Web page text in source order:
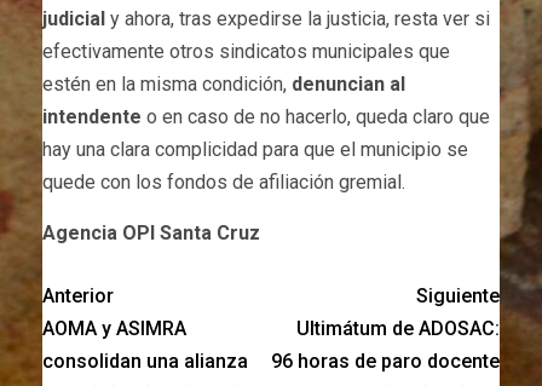
judicial y ahora, tras expedirse la justicia, resta ver si
efectivamente otros sindicatos municipales que
estén en la misma condición, denuncian al
intendente o en caso de no hacerlo, queda claro que
hay una clara complicidad para que el municipio se
quede con los fondos de afiliación gremial.
Agencia OPI Santa Cruz
Anterior
AOMA y ASIMRA
consolidan una alianza
Siguiente
Ultimátum de ADOSAC:
96 horas de paro docente